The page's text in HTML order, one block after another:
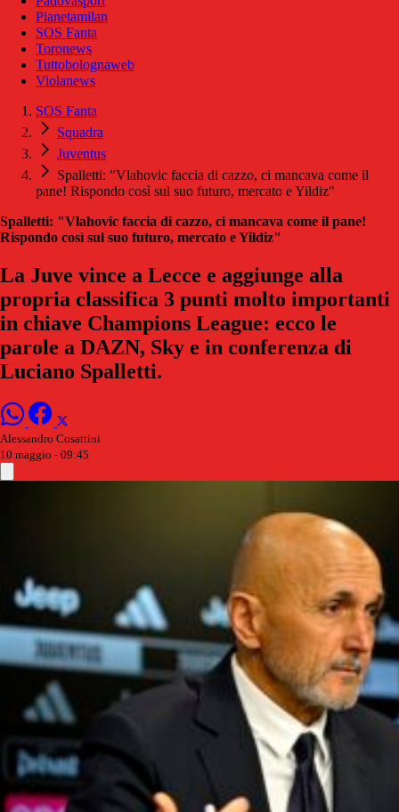
Pianetamilan
SOS Fanta
Toronews
Tuttobolognaweb
Violanews
SOS Fanta
Squadra
Juventus
Spalletti: "Vlahovic faccia di cazzo, ci mancava come il
pane! Rispondo così sul suo futuro, mercato e Yildiz"
Spalletti: "Vlahovic faccia di cazzo, ci mancava come il pane!
Rispondo così sul suo futuro, mercato e Yildiz"
La Juve vince a Lecce e aggiunge alla
propria classifica 3 punti molto importanti
in chiave Champions League: ecco le
parole a DAZN, Sky e in conferenza di
Luciano Spalletti.
Alessandro Cosattini
10 maggio - 09:45